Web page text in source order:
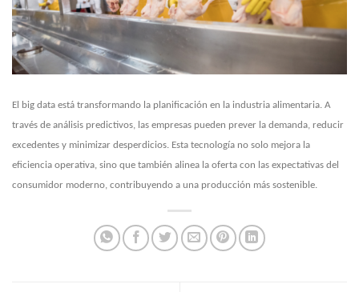
El big data está transformando la planificación en la industria alimentaria. A
través de análisis predictivos, las empresas pueden prever la demanda, reducir
excedentes y minimizar desperdicios. Esta tecnología no solo mejora la
eficiencia operativa, sino que también alinea la oferta con las expectativas del
consumidor moderno, contribuyendo a una producción más sostenible.